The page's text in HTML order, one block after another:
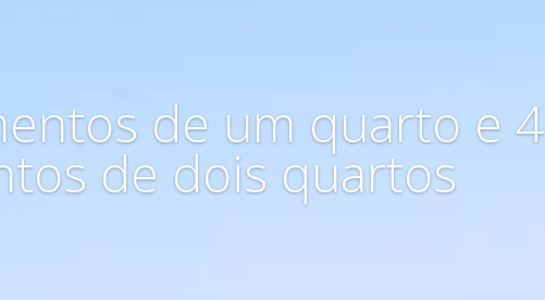
de um quarto e 4
de dois quartos